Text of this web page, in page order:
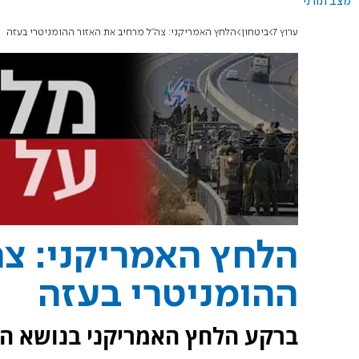
ערוץ 7 ביטחון הלחץ האמריקני: צה"ל מרחיב את האזור ההומניטרי בעזה
הלחץ האמריקני:
ההומניטרי בעזה
ברקע הלחץ האמריקני בנושא